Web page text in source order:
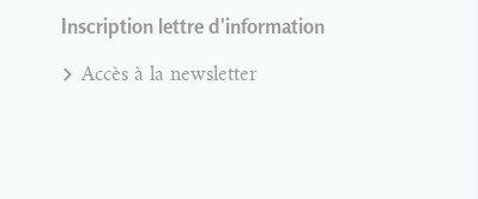
Inscription lettre d'information
Accès à la newsletter